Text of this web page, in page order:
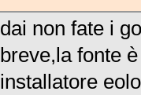
dai non fate i
breve,la fonte
installatore